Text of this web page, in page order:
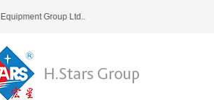
Equipment Group Ltd..